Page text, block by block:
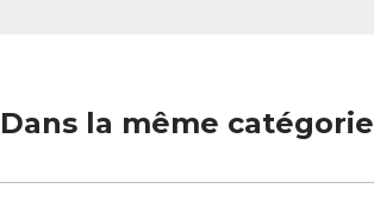
Dans la même catégorie